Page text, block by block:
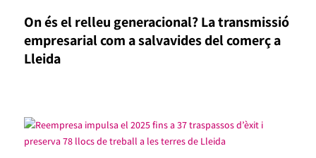
On és el relleu generacional? La transmissió
empresarial com a salvavides del comerç a
Lleida